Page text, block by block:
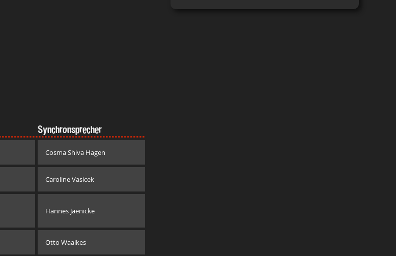
Synchronsprecher
Cosma Shiva Hagen
Caroline Vasicek
Hannes Jaenicke
Otto Waalkes